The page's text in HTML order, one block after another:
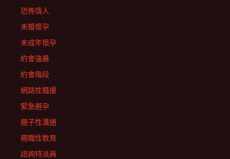
恐怖情人
未婚懷孕
未成年懷孕
約會強暴
約會階段
網路性騷擾
緊急避孕
親子性溝通
親職性教育
諮詢特派員